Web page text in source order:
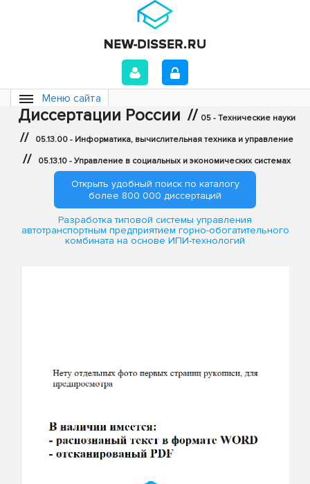
Меню сайта
Диссертации России // 05 - Технические науки
// 05.13.00 - Информатика, вычислительная техника и управление
// 05.13.10 - Управление в социальных и экономических системах
Открыть удобный поиск по каталогу
более 800 000 диссертаций
Разработка типовой системы управления
автотранспортным предприятием горно-обогатительного
комбината на основе ИПИ-технологий